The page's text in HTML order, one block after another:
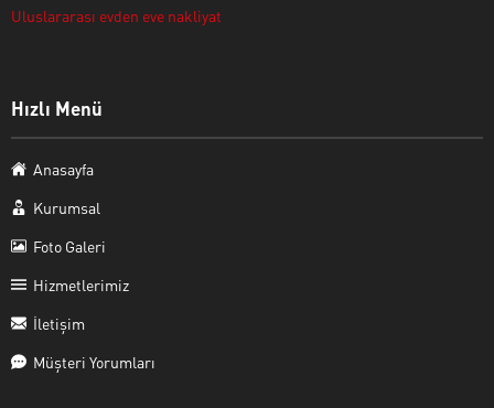
Uluslararası evden eve nakliyat
Hızlı Menü
Anasayfa
Kurumsal
Foto Galeri
Hizmetlerimiz
İletişim
Müşteri Yorumları